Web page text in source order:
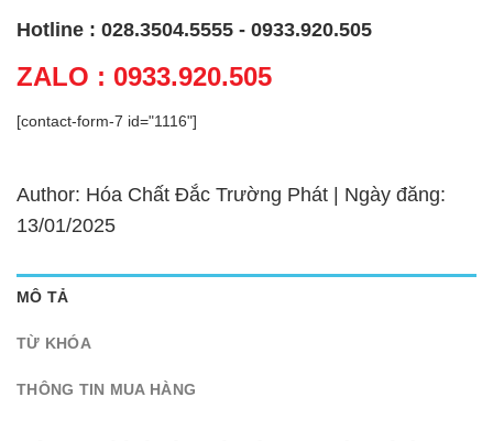
Hotline : 028.3504.5555 - 0933.920.505
ZALO : 0933.920.505
[contact-form-7 id="1116"]
Author: Hóa Chất Đắc Trường Phát | Ngày đăng:
13/01/2025
MÔ TẢ
TỪ KHÓA
THÔNG TIN MUA HÀNG